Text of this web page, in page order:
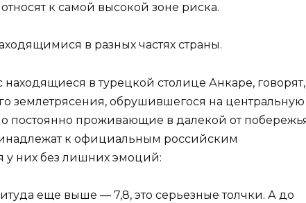
к самой высокой зоне риска.
в разных частях страны.
в турецкой столице Анкаре, говорят,
землетрясения, обрушившегося на центральную
постоянно проживающие в далекой от
к официальным российским
у них без лишних эмоций:
еще выше — 7,8, это серьезные толчки. А до